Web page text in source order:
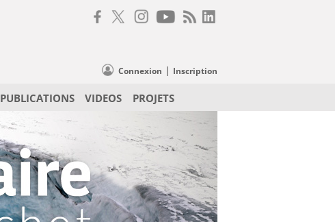
Connexion | Inscription
PUBLICATIONS VIDEOS PROJETS